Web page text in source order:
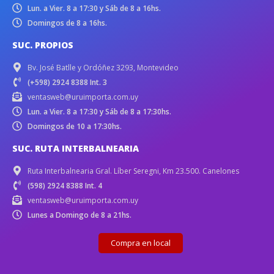
Lun. a Vier. 8 a 17:30 y Sáb de 8 a 16hs.
Domingos de 8 a 16hs.
SUC. PROPIOS
Bv. José Batlle y Ordóñez 3293, Montevideo
(+598) 2924 8388 Int. 3
ventasweb@uruimporta.com.uy
Lun. a Vier. 8 a 17:30 y Sáb de 8 a 17:30hs.
Domingos de 10 a 17:30hs.
SUC. RUTA INTERBALNEARIA
Ruta Interbalnearia Gral. Líber Seregni, Km 23.500. Canelones
(598) 2924 8388 Int. 4
ventasweb@uruimporta.com.uy
Lunes a Domingo de 8 a 21hs.
Compra en local